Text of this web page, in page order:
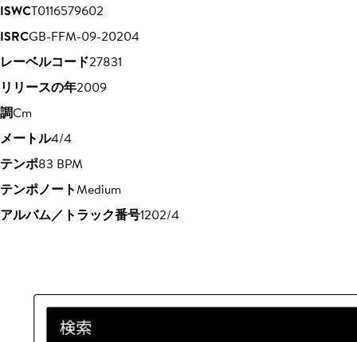
ISWCT0116579602
ISRCGB-FFM-09-20204
レーベルコード27831
リリースの年2009
調Cm
メートル4/4
テンポ83 BPM
テンポノートMedium
アルバム／トラック番号1202/4